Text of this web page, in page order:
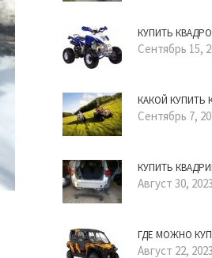
КУПИТЬ
Сентябрь 15,
КАКОЙ КУПИТЬ
Сентябрь 7,
КУПИТЬ
Август 30, 2023
ГДЕ МОЖНО
Август 22, 2023